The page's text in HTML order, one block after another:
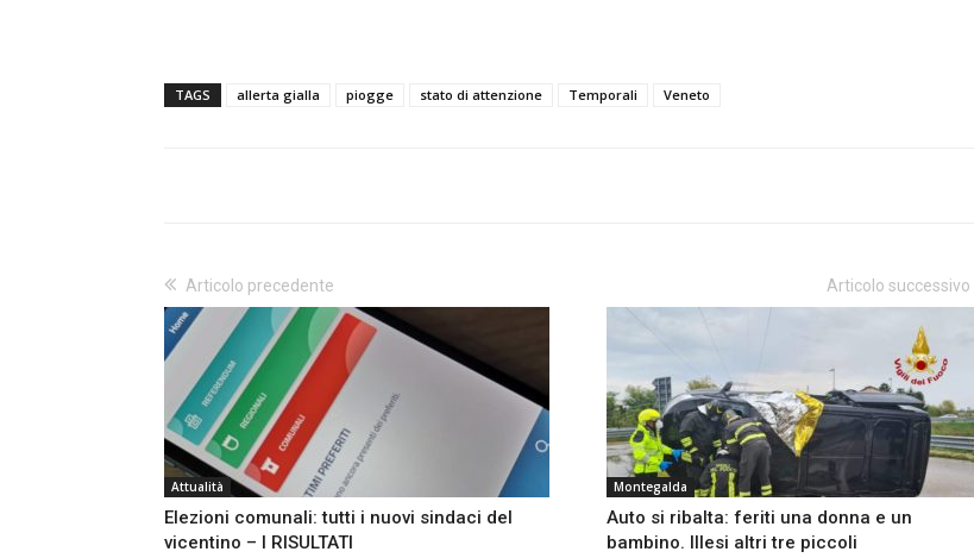
TAGS allerta gialla piogge stato di attenzione Temporali Veneto
Articolo precedente
Attualità
Elezioni comunali: tutti i nuovi sindaci del
vicentino – I RISULTATI
Articolo successivo
Montegalda
Auto si ribalta: feriti una donna e un
bambino. Illesi altri tre piccoli